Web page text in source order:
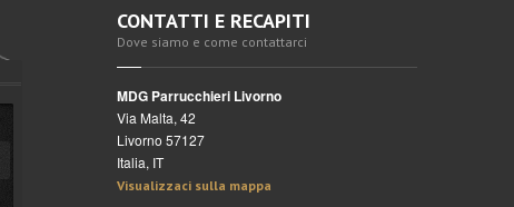
CONTATTI E RECAPITI
Dove siamo e come contattarci
MDG Parrucchieri Livorno
Via Malta, 42
Livorno 57127
Italia, IT
Visualizzaci sulla mappa